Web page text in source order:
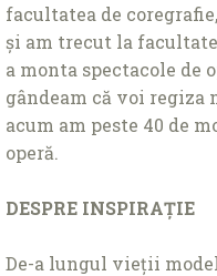
facultatea de
și am trecut la
a monta spectacole de
gândeam că voi
acum am peste 40 de
operă.
DESPRE INSPIRAŢIE
De-a lungul vieţii